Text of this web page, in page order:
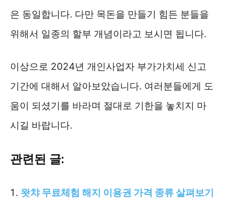
은 동일합니다. 다만 목돈을 만들기 힘든 분들을
위해서 일종의 할부 개념이라고 보시면 됩니다.
이상으로 2024년 개인사업자 부가가치세 신고
기간에 대해서 알아보았습니다. 여러분들에게 도
움이 되셨기를 바라며 절대로 기한을 놓치지 마
시길 바랍니다.
관련된 글:
왓챠 무료체험 해지 이용권 가격 종류 살펴보기